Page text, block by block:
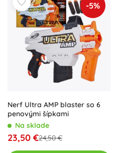
-5%
Nerf Ultra AMP blaster so 6
penovými šípkami
Na sklade
23,50 €24,50 €